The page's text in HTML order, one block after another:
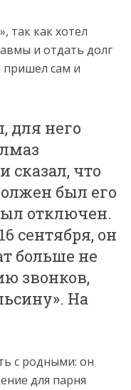
так как хотел
и отдать долг
пришел сам и
для него
сказал, что
был его
отключен.
сентября, он
больше не
звонков,
На
с родными: он
для парня